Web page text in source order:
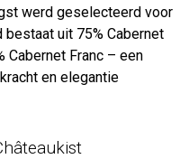
werd geselecteerd voor
bestaat uit 75% Cabernet
Cabernet Franc – een
en elegantie